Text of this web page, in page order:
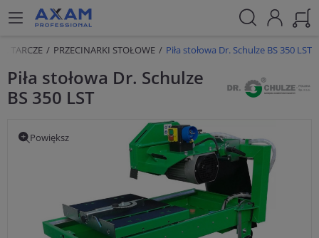
TARCZE PRZECINARKI STOŁOWE Piła stołowa Dr. Schulze BS 350 LST
Piła stołowa Dr. Schulze
BS 350 LST
Powiększ